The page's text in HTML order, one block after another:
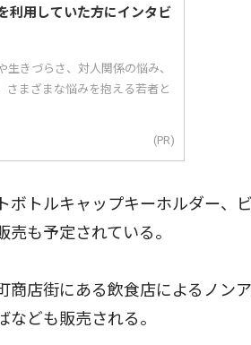
利用していた方にインタビ
きづらさ、対人関係の悩み、
さまざまな悩みを抱える若者と
(PR)
トルキャップキーホルダー、
も予定されている。
店街にある飲食店によるノン
ども販売される。